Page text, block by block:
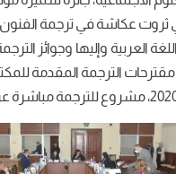
ثروت عكاشة في ترجمة
العربية وإليها وجوائز
الترجمة المقدمة